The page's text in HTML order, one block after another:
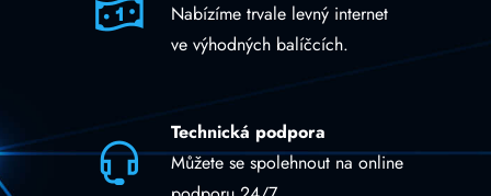
Nabízíme trvale levný internet
ve výhodných balíčcích.
Technická podpora
Můžete se spolehnout na online